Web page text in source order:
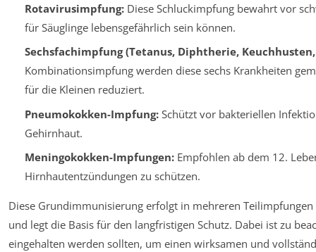
Rotavirusimpfung:Diese Schluckimpfung bewahrt vor
für Säuglinge lebensgefährlich sein können.
Sechsfachimpfung (Tetanus, Diphtherie,
Kombinationsimpfung werden diese sechs Krankheiten
für die Kleinen reduziert.
Pneumokokken-Impfung:Schützt vor bakteriellen
Gehirnhaut.
Meningokokken-Impfungen:Empfohlen ab dem 12.
Hirnhautentzündungen zu schützen.
Diese Grundimmunisierung erfolgt in mehreren
und legt die Basis für den langfristigen Schutz. Dabei ist zu
eingehalten werden sollten, um einen wirksamen und